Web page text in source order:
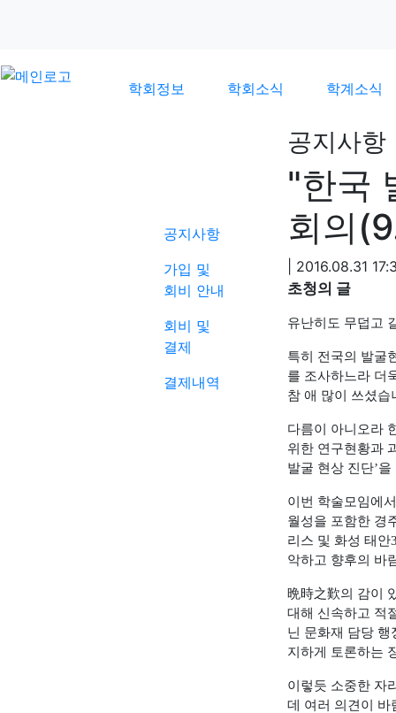
학회정보 학회소식 학계소식
공지사항
가입 및
회비 안내
회비 및
결제
결제내역
공지사항
"한국
회의
2016.08.31
초청의 글
유난히도 무덥고
특히 전국의 발굴
를 조사하느라 더
참 애 많이 쓰셨습
다름이 아니오라
위한 연구현황과
발굴 현상 진단’을
이번 학술모임에
월성을 포함한 경
리스 및 화성 태안
악하고 향후의 바
晩時之歎의 감이
대해 신속하고 적
닌 문화재 담당
지하게 토론하는
이렇듯 소중한 자
데 여러 의견이 바